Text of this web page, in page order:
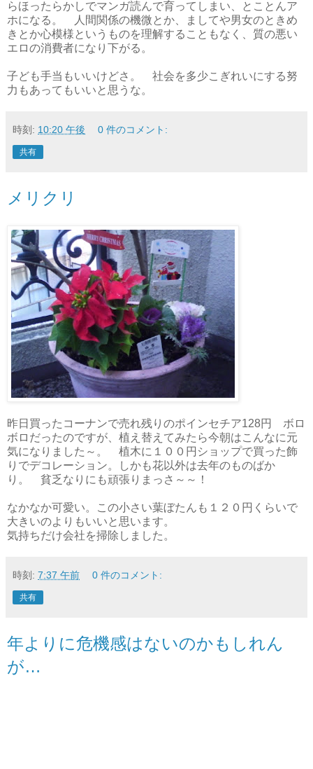
らほったらかしでマンガ読んで育ってしまい、とことんア
ホになる。 人間関係の機微とか、ましてや男女のときめ
きとか心模様というものを理解することもなく、質の悪い
エロの消費者になり下がる。
子ども手当もいいけどさ。 社会を多少こぎれいにする努
力もあってもいいと思うな。
時刻: 10:20 午後 0 件のコメント:
共有
メリクリ
昨日買ったコーナンで売れ残りのポインセチア128円 ボロ
ボロだったのですが、植え替えてみたら今朝はこんなに元
気になりました～。 植木に１００円ショップで買った飾
りでデコレーション。しかも花以外は去年のものばか
り。 貧乏なりにも頑張りまっさ～～！
なかなか可愛い。この小さい葉ぼたんも１２０円くらいで
大きいのよりもいいと思います。
気持ちだけ会社を掃除しました。
時刻: 7:37 午前 0 件のコメント:
共有
年よりに危機感はないのかもしれん
が…